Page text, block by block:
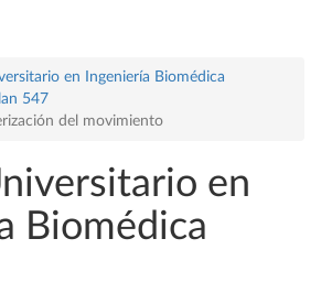
en Ingeniería Biomédica
547
del movimiento
en
Biomédica